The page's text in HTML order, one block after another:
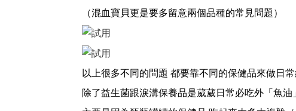
（混血寶貝更是要多留意兩個品種的常見問題）
以上很多不同的問題 都要靠不同的保健品來做日常
除了益生菌跟淚溝保養品是葳葳日常必吃外 「魚